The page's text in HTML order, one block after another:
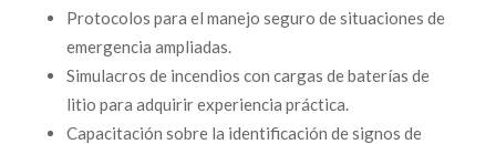
Protocolos para el manejo seguro de situaciones de
emergencia ampliadas.
Simulacros de incendios con cargas de baterías de
litio para adquirir experiencia práctica.
Capacitación sobre la identificación de signos de